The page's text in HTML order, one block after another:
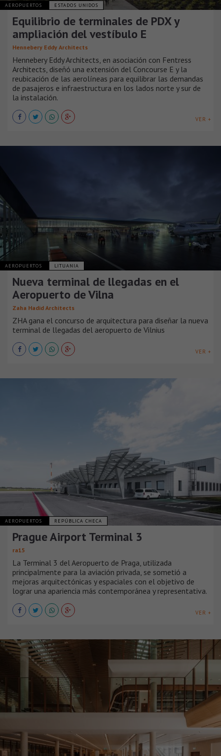
AEROPUERTOS ESTADOS UNIDOS
Equilibrio de terminales de PDX y
ampliación del vestíbulo E
Hennebery Eddy Architects
Hennebery Eddy Architects, en asociación con Fentress
Architects, diseñó una extensión del Concourse E y la
reubicación de las aerolíneas para equilibrar las demandas
de pasajeros e infraestructura en los lados norte y sur de
la instalación.
VER +
AEROPUERTOS LITUANIA
Nueva terminal de llegadas en el
Aeropuerto de Vilna
Zaha Hadid Architects
ZHA gana el concurso de arquitectura para diseñar la nueva
terminal de llegadas del aeropuerto de Vilnius
VER +
AEROPUERTOS REPÚBLICA CHECA
Prague Airport Terminal 3
ra15
La Terminal 3 del Aeropuerto de Praga, utilizada
principalmente para la aviación privada, se sometió a
mejoras arquitectónicas y espaciales con el objetivo de
lograr una apariencia más contemporánea y representativa.
VER +